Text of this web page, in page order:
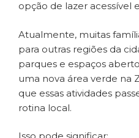
opção de lazer acessível
Atualmente, muitas
para outras regiões da
parques e espaços
uma nova área verde na
que essas atividades
rotina local.